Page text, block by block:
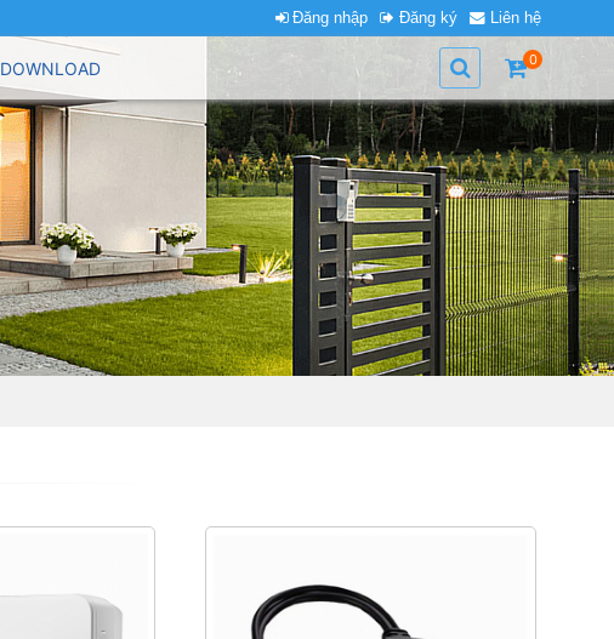
Đăng nhập Đăng ký Liên hệ
DOWNLOAD 0